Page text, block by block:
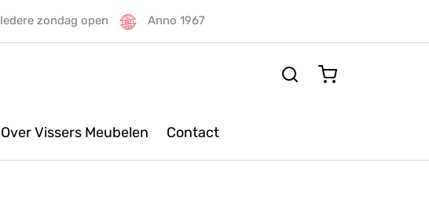
Iedere zondag open Anno 1967
Over Vissers Meubelen Contact